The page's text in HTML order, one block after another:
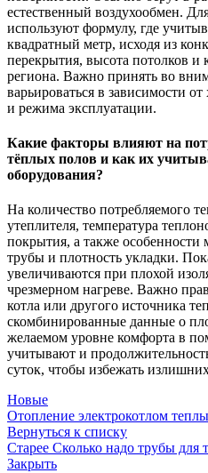
естественный воздухообмен.
используют формулу, где
квадратный метр, исходя из
перекрытия, высота потолков и
региона. Важно принять во
варьироваться в зависимости
и режима эксплуатации.
Какие факторы влияют на
тёплых полов и как их
оборудования?
На количество потребляемого
утеплителя, температура
покрытия, а также
трубы и плотность укладки.
увеличиваются при плохой
чрезмерном нагреве. Важно
котла или другого источника
скомбинированные данные о
желаемом уровне комфорта в
учитывают и
суток, чтобы избежать
Новые
Отопление электрокотлом
Вернуться к списку
Старее Сколько надо трубы для
Закрыть